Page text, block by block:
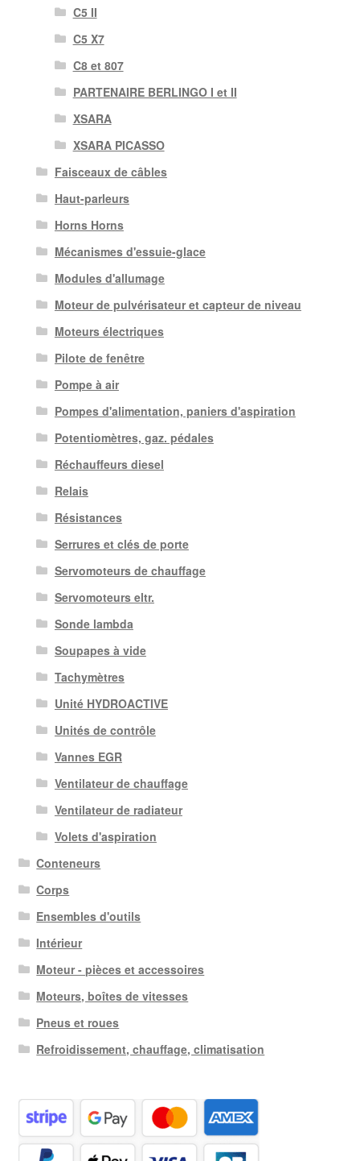
C5 II
C5 X7
C8 et 807
PARTENAIRE BERLINGO I et II
XSARA
XSARA PICASSO
Faisceaux de câbles
Haut-parleurs
Horns Horns
Mécanismes d'essuie-glace
Modules d'allumage
Moteur de pulvérisateur et capteur de niveau
Moteurs électriques
Pilote de fenêtre
Pompe à air
Pompes d'alimentation, paniers d'aspiration
Potentiomètres, gaz. pédales
Réchauffeurs diesel
Relais
Résistances
Serrures et clés de porte
Servomoteurs de chauffage
Servomoteurs eltr.
Sonde lambda
Soupapes à vide
Tachymètres
Unité HYDROACTIVE
Unités de contrôle
Vannes EGR
Ventilateur de chauffage
Ventilateur de radiateur
Volets d'aspiration
Conteneurs
Corps
Ensembles d'outils
Intérieur
Moteur - pièces et accessoires
Moteurs, boîtes de vitesses
Pneus et roues
Refroidissement, chauffage, climatisation